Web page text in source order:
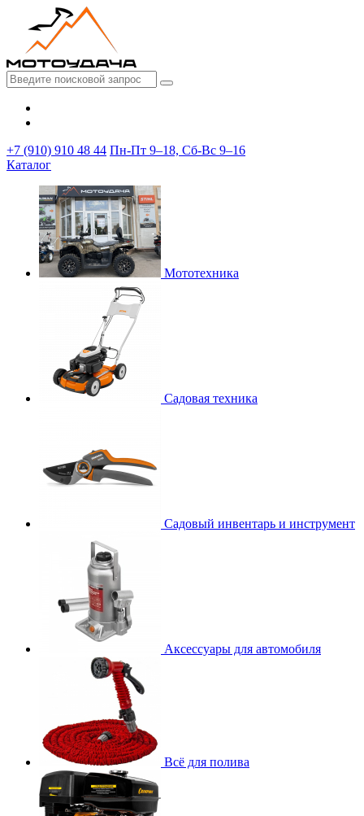
+7 (910) 910 48 44 Пн-Пт 9–18, Сб-Вс 9–16
Каталог
Мототехника
Садовая техника
Садовый инвентарь и инструмент
Аксессуары для автомобиля
Всё для полива